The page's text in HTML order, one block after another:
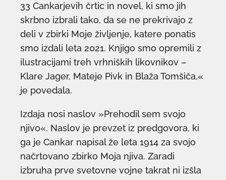
33 Cankarjevih črtic in novel, ki smo jih
skrbno izbrali tako, da se ne prekrivajo z
deli v zbirki Moje življenje, katere ponatis
smo izdali leta 2021. Knjigo smo opremili z
ilustracijami treh vrhniških likovnikov –
Klare Jager, Mateje Pivk in Blaža Tomšiča,«
je povedala.
Izdaja nosi naslov »Prehodil sem svojo
njivo«. Naslov je prevzet iz predgovora, ki
ga je Cankar napisal že leta 1914 za svojo
načrtovano zbirko Moja njiva. Zaradi
izbruha prve svetovne vojne takrat ni izšla